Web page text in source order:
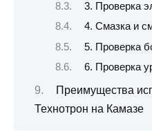
3. Проверка
4. Смазка и
5. Проверка
6. Проверка
Преимущества
Технотрон на Камазе